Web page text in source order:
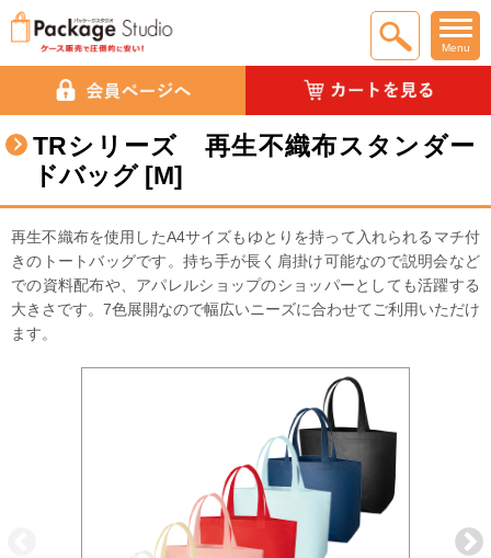
Menu
TRシリーズ 再生不織布スタンダー
ドバッグ [M]
再生不織布を使用したA4サイズもゆとりを持って入れられるマチ付
きのトートバッグです。持ち手が長く肩掛け可能なので説明会など
での資料配布や、アパレルショップのショッパーとしても活躍する
大きさです。7色展開なので幅広いニーズに合わせてご利用いただけ
ます。